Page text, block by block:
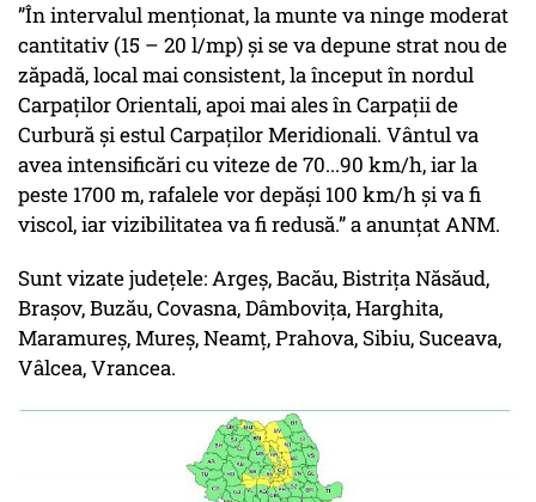
”În intervalul menționat, la munte va ninge moderat
cantitativ (15 – 20 l/mp) și se va depune strat nou de
zăpadă, local mai consistent, la început în nordul
Carpaților Orientali, apoi mai ales în Carpații de
Curbură și estul Carpaților Meridionali. Vântul va
avea intensificări cu viteze de 70...90 km/h, iar la
peste 1700 m, rafalele vor depăși 100 km/h și va fi
viscol, iar vizibilitatea va fi redusă.” a anunțat ANM.
Sunt vizate județele: Argeș, Bacău, Bistrița Năsăud,
Brașov, Buzău, Covasna, Dâmbovița, Harghita,
Maramureș, Mureș, Neamț, Prahova, Sibiu, Suceava,
Vâlcea, Vrancea.